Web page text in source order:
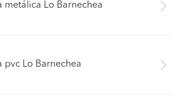
metálica Lo Barnechea
pvc Lo Barnechea